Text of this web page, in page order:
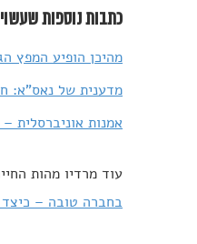
כתבות נוספות
מהיכן הופיע המפץ
מדענית של נאס"א:
אמנות אוניברסלית
עוד מרדיו מהות
בחברה טובה –